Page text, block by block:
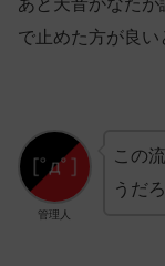
あと天音かなた
で止めた方が良い
管理人
この
うだ